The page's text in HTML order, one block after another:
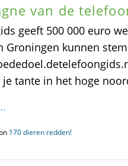
van de
geeft 500 000 euro
Groningen kunnen
je tante in het hoge
170 dieren redden!